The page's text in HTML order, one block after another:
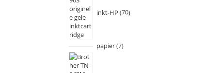
inkt-HP 70
papier 7